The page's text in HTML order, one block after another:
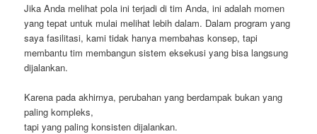
Jika Anda melihat pola ini terjadi di tim Anda, ini adalah momen
yang tepat untuk mulai melihat lebih dalam. Dalam program yang
saya fasilitasi, kami tidak hanya membahas konsep, tapi
membantu tim membangun sistem eksekusi yang bisa langsung
dijalankan.
Karena pada akhirnya, perubahan yang berdampak bukan yang
paling kompleks,
tapi yang paling konsisten dijalankan.